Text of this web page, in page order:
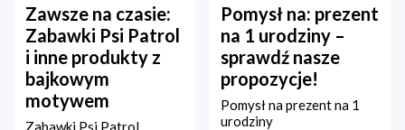
Zawsze na czasie:
Zabawki Psi Patrol
i inne produkty z
bajkowym
motywem
Pomysł na: prezent
na 1 urodziny –
sprawdź nasze
propozycje!
Pomysł na prezent na 1
urodziny